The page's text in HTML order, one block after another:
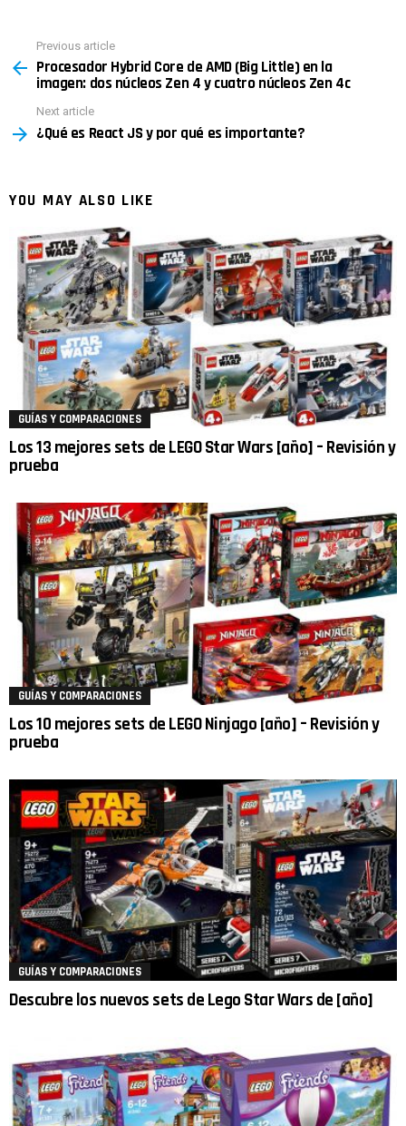
more
Previous article
Procesador Hybrid Core de AMD (Big Little) en la
imagen: dos núcleos Zen 4 y cuatro núcleos Zen 4c
Next article
¿Qué es React JS y por qué es importante?
YOU MAY ALSO LIKE
GUÍAS Y COMPARACIONES
Los 13 mejores sets de LEGO Star Wars [año] – Revisión y
prueba
GUÍAS Y COMPARACIONES
Los 10 mejores sets de LEGO Ninjago [año] – Revisión y
prueba
GUÍAS Y COMPARACIONES
Descubre los nuevos sets de Lego Star Wars de [año]